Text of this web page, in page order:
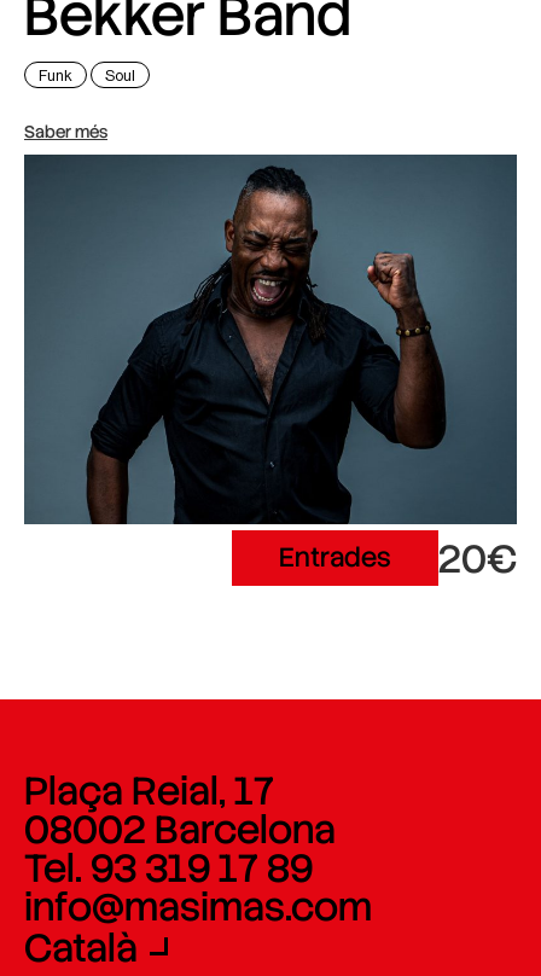
Funk Soul
Saber més
Entrades 20€
Plaça Reial, 17
08002 Barcelona
Tel. 93 319 17 89
info@masimas.com
Català